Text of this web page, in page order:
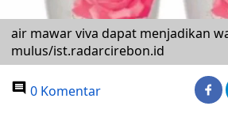
air mawar viva dapat menjadikan
mulus/ist.radarcirebon.id
0 Komentar